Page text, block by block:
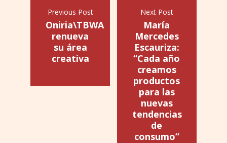
Previous Post
Oniria\TBWA
renueva
su área
creativa
Next Post
María
Mercedes
Escauriza:
“Cada año
creamos
productos
para las
nuevas
tendencias
de
consumo”